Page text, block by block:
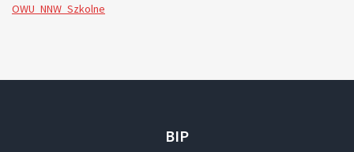
OWU_NNW_Szkolne
BIP